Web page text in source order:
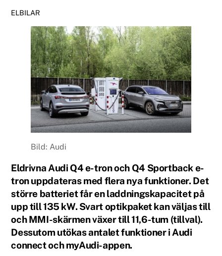
ELBILAR
Bild: Audi
Eldrivna Audi Q4 e-tron och Q4 Sportback e-
tron uppdateras med flera nya funktioner. Det
större batteriet får en laddningskapacitet på
upp till 135 kW. Svart optikpaket kan väljas till
och MMI-skärmen växer till 11,6-tum (tillval).
Dessutom utökas antalet funktioner i Audi
connect och myAudi-appen.